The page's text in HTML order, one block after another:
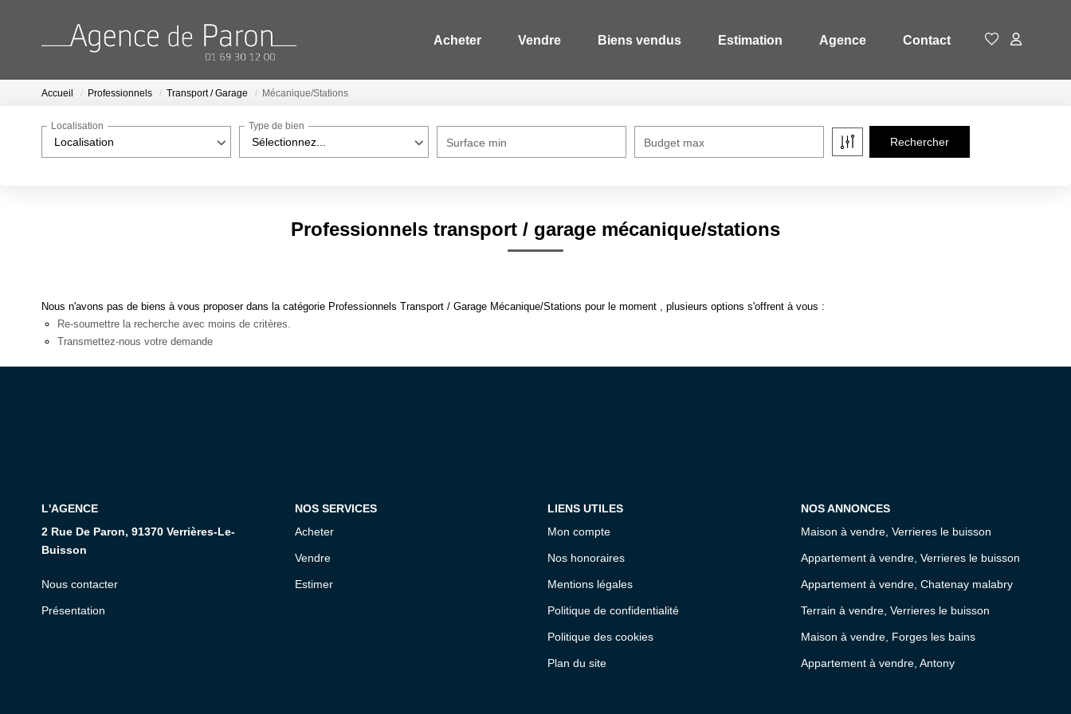
Acheter Vendre Biens vendus Estimation Agence Contact
Accueil Professionnels Transport / Garage Mécanique/Stations
Localisation
Localisation
Sélectionnez...
Type de bien
Surface min Budget max
Professionnels transport / garage mécanique/stations
Nous n'avons pas de biens à vous proposer dans la catégorie Professionnels Transport / Garage Mécanique/Stations pour le moment , plusieurs options s'offrent à vous :
Re-soumettre la recherche avec moins de critères.
Transmettez-nous votre demande
L'AGENCE
2 Rue De Paron, 91370 Verrières-Le-
Buisson
Nous contacter
Présentation
NOS SERVICES
Acheter
Vendre
Estimer
LIENS UTILES
Mon compte
Nos honoraires
Mentions légales
Politique de confidentialité
Politique des cookies
Plan du site
NOS ANNONCES
Maison à vendre, Verrieres le buisson
Appartement à vendre, Verrieres le buisson
Appartement à vendre, Chatenay malabry
Terrain à vendre, Verrieres le buisson
Maison à vendre, Forges les bains
Appartement à vendre, Antony